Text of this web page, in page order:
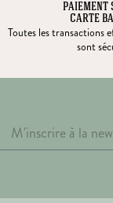
PAIEMENT
CARTE
Toutes les transactions
sont